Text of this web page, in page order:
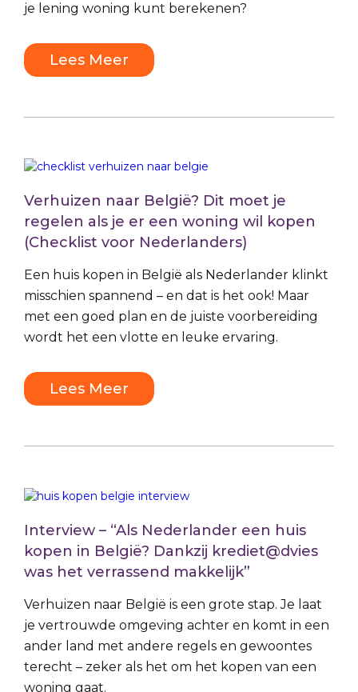
je lening woning kunt berekenen?
Lees Meer
Verhuizen naar België? Dit moet je
regelen als je er een woning wil kopen
(Checklist voor Nederlanders)
Een huis kopen in België als Nederlander klinkt
misschien spannend – en dat is het ook! Maar
met een goed plan en de juiste voorbereiding
wordt het een vlotte en leuke ervaring.
Lees Meer
Interview – “Als Nederlander een huis
kopen in België? Dankzij krediet@dvies
was het verrassend makkelijk”
Verhuizen naar België is een grote stap. Je laat
je vertrouwde omgeving achter en komt in een
ander land met andere regels en gewoontes
terecht – zeker als het om het kopen van een
woning gaat.